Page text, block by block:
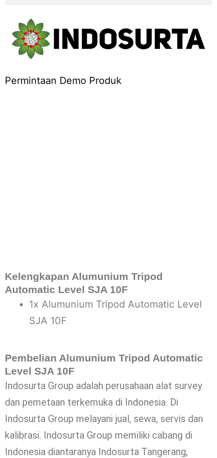
Permintaan Demo Produk
Kelengkapan Alumunium Tripod
Automatic Level SJA 10F
1x Alumunium Tripod Automatic Level
SJA 10F
Pembelian Alumunium Tripod Automatic
Level SJA 10F
Indosurta Group adalah perusahaan alat survey
dan pemetaan terkemuka di Indonesia. Di
Indosurta Group melayani jual, sewa, servis dan
kalibrasi. Indosurta Group memiliki cabang di
Indonesia diantaranya Indosurta Tangerang,